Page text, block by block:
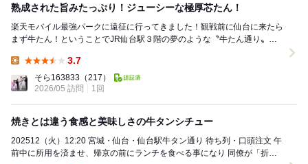
熟成された旨みたっぷり！ジューシーな極厚芯たん！
楽天モバイル最強パークに遠征に行ってきました！観戦前に仙台に来たら
まず牛たん！ということでJR仙台駅３階の夢のような〝牛たん通り〟へ
3.7
そら163833 （217）
2026/05 訪問
1回
焼きとは違う食感と美味しさの牛タンシチュー
202512（火）12:20 宮城・仙台・仙台駅牛タン通り 待ち列・口頭注文 午
前中に所用を済ませ、帰京の前にランチを食べる事になり 同僚が「折角